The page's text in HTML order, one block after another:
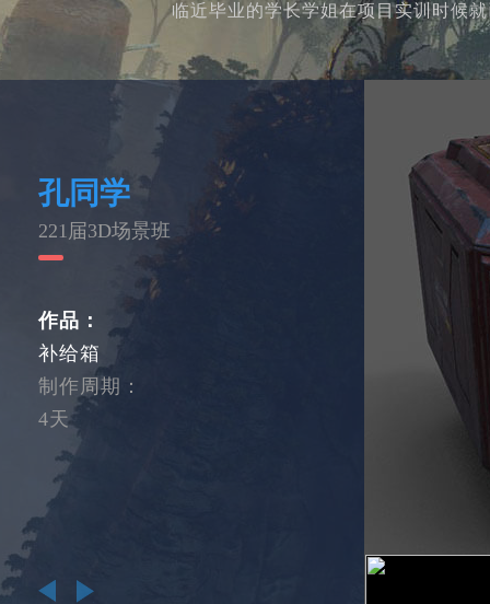
临近毕业的学长学姐在项目实训时候
孔同学
221届3D场景班
作品：
补给箱
制作周期：
4天